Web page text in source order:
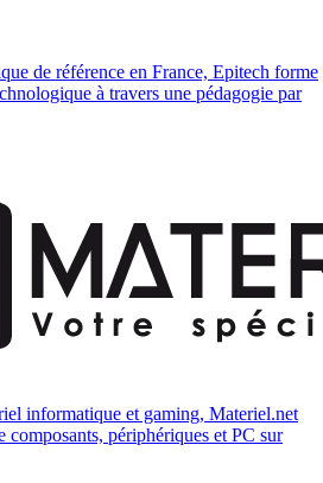
de référence en France, Epitech forme
à travers une pédagogie par
informatique et gaming, Materiel.net
composants, périphériques et PC sur